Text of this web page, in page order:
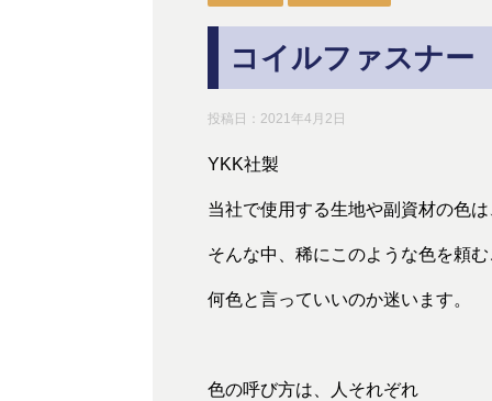
コイルファスナ
投稿日： 2021年4月2日
YKK社製
当社で使用する生地や副資材の色は
そんな中、稀にこのような色を頼む
何色と言っていいのか迷います。
色の呼び方は、人それぞれ